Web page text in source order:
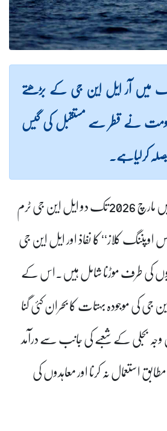
آر ایل این جی کے بڑھتے
نے قطر سے مستقبل کی گیس
کرلیاہے۔
اس کی بنیادی وجوہات میں مارچ 2026 تک دو ایل این جی ٹرم
کلاز‘‘ کا نفاذ اور ایل این جی
کی طرف موڑنا شامل ہیں۔اس کے
جی کی موجودہ بہتات کا بحران کئی گنا
بجلی کے شعبے کی جانب سے درآمد
استعمال نہ کرنا اور معاہدوں کی